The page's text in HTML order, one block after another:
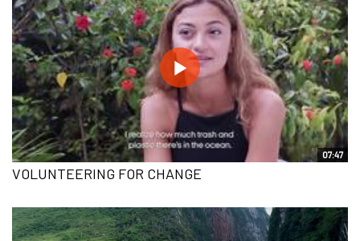
07:47
VOLUNTEERING FOR CHANGE